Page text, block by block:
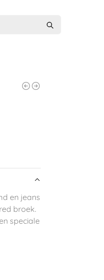
en jeans
broek.
speciale